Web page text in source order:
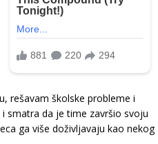
rešavam školske probleme i
smatra da je time završio svoju
ga više doživljavaju kao nekog